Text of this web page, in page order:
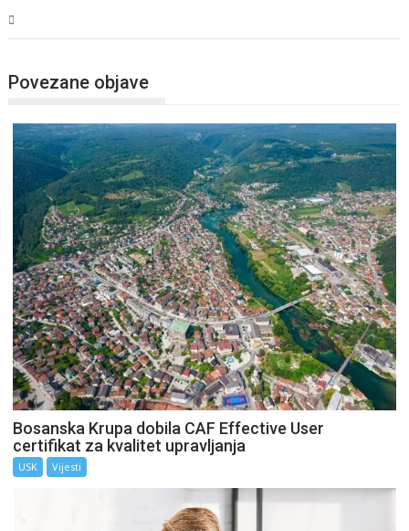
Povezane objave
Bosanska Krupa dobila CAF Effective User
certifikat za kvalitet upravljanja
USK Vijesti